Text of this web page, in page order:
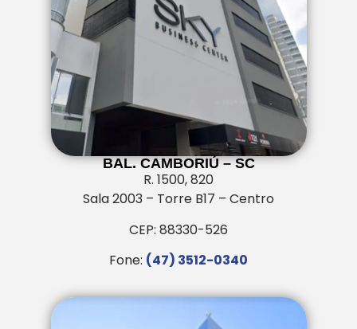
BAL. CAMBORIÚ – SC
R. 1500, 820
Sala 2003 – Torre B17 – Centro
CEP: 88330-526
Fone: (47) 3512-0340